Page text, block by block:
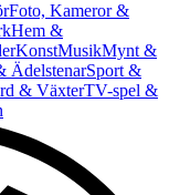
Foto, Kameror &
Hem &
KonstMusikMynt &
ÄdelstenarSport &
& VäxterTV-spel &